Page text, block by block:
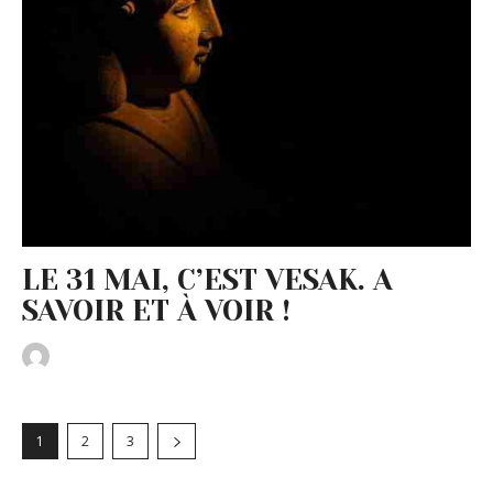
LE 31 MAI, C’EST VESAK. A
SAVOIR ET À VOIR !
1 2 3